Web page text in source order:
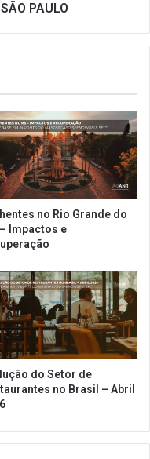
PAULO
no Rio Grande do
Impactos e
do Setor de
no Brasil – Abril